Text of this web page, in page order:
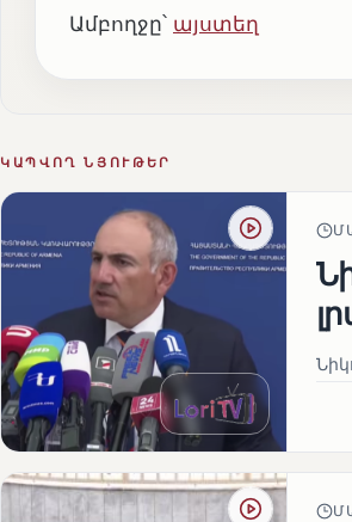
Ամբողջը՝ այստեղ
ԿԱՊՎՈՂ ՆՅՈՒԹԵՐ